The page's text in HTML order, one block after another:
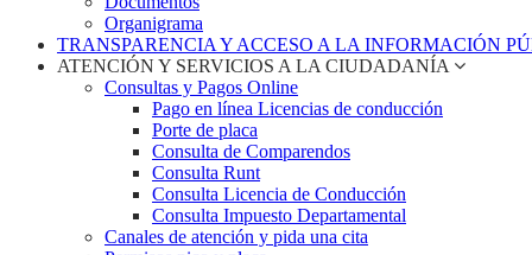
Organigrama
TRANSPARENCIA Y ACCESO A LA INFORMACIÓN
ATENCIÓN Y SERVICIOS A LA CIUDADANÍA
Consultas y Pagos Online
Pago en línea Licencias de conducción
Porte de placa
Consulta de Comparendos
Consulta Runt
Consulta Licencia de Conducción
Consulta Impuesto Departamental
Canales de atención y pida una cita